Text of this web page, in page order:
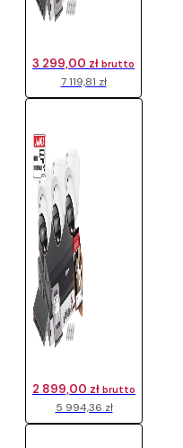
7 119,81 zł
3 299,00 zł brutto
5 994,36 zł
2 899,00 zł brutto